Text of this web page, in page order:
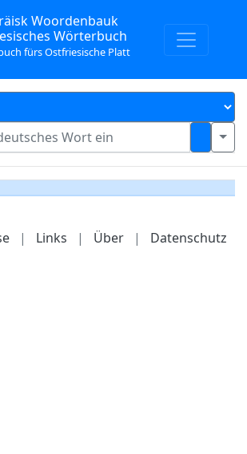
Woordenbauk
Wörterbuch
fürs Ostfriesische Platt
| Links | Über | Datenschutz